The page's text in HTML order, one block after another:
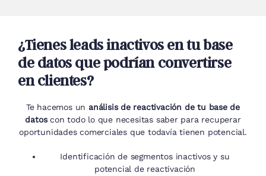
¿Tienes leads inactivos en tu base
de datos que podrían convertirse
en clientes?
Te hacemos un análisis de reactivación de tu base de
datoscon todo lo que necesitas saber para recuperar
oportunidades comerciales que todavía tienen potencial.
Identificación de segmentos inactivos y su
potencial de reactivación